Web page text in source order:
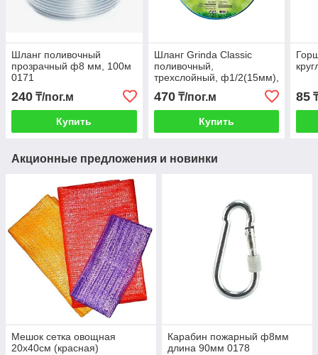
Шланг поливочный
прозрачный ф8 мм, 100м
0171
240 ₸/пог.м
Купить
Шланг Grinda Classic
поливочный,
трехслойный, ф1/2(15мм),
50м 8-429001-1/2-50z02
470₸/пог.м
Купить
85
Акционные предложения и новинки
Мешок сетка овощная
20х40см (красная)
Карабин пожарный ф8мм
длина 90мм 0178